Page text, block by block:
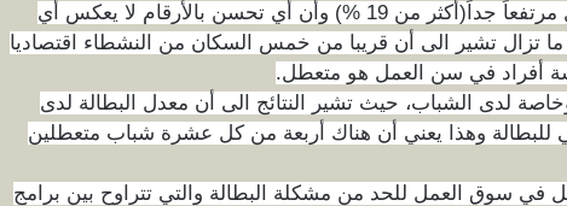
لقد غاب عن النقاش أن معدل البطالة ما يزال مرتفعاً جداً(أكثر من 19 %) وأن أي تحسن بالأرقام لا يعكس أي
تزال تشير الى أن قريبا من خمس السكان من النشطاء اقتصاديا
أفراد في سن العمل هو متعطل.
وخاصة لدى الشباب، حيث تشير النتائج الى أن معدل البطالة لدى
الوطني للبطالة وهذا يعني أن هناك أربعة من كل عشرة شباب متعطلين
في سوق العمل للحد من مشكلة البطالة والتي تتراوح بين برامج